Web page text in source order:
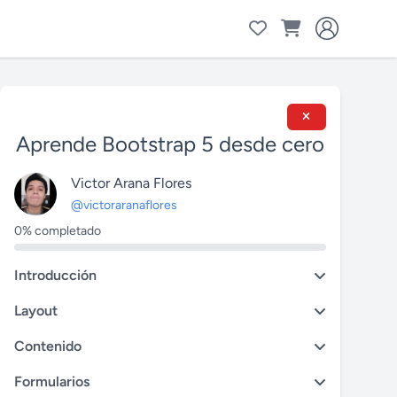
Aprende Bootstrap 5 desde cero
Victor Arana Flores
@victoraranaflores
0% completado
Introducción
Layout
Contenido
Formularios